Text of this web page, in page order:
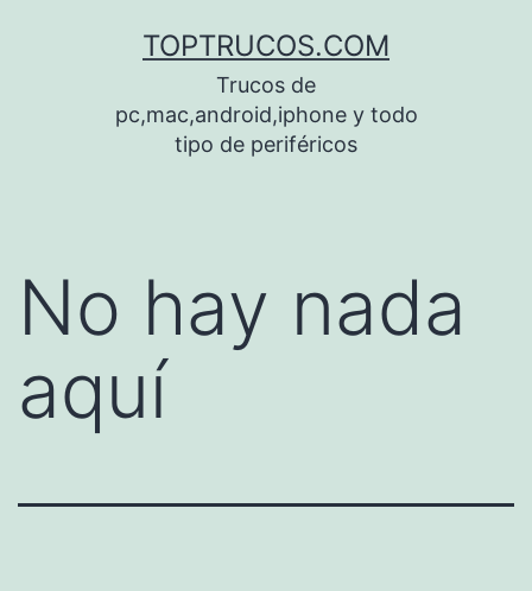
TOPTRUCOS.COM
Trucos de
pc,mac,android,iphone y todo
tipo de periféricos
No hay nada
aquí